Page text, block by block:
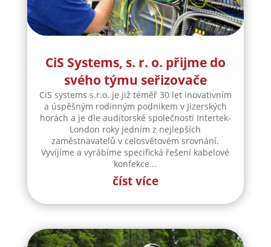
CiS Systems, s. r. o. přijme do
svého týmu seřizovače
CiS systems s.r.o. je již téměř 30 let inovativním
a úspěšným rodinným podnikem v Jizerských
horách a je dle auditorské společnosti Intertek-
London roky jedním z nejlepších
zaměstnavatelů v celosvětovém srovnání.
Vyvíjíme a vyrábíme specifická řešení kabelové
konfekce...
číst více